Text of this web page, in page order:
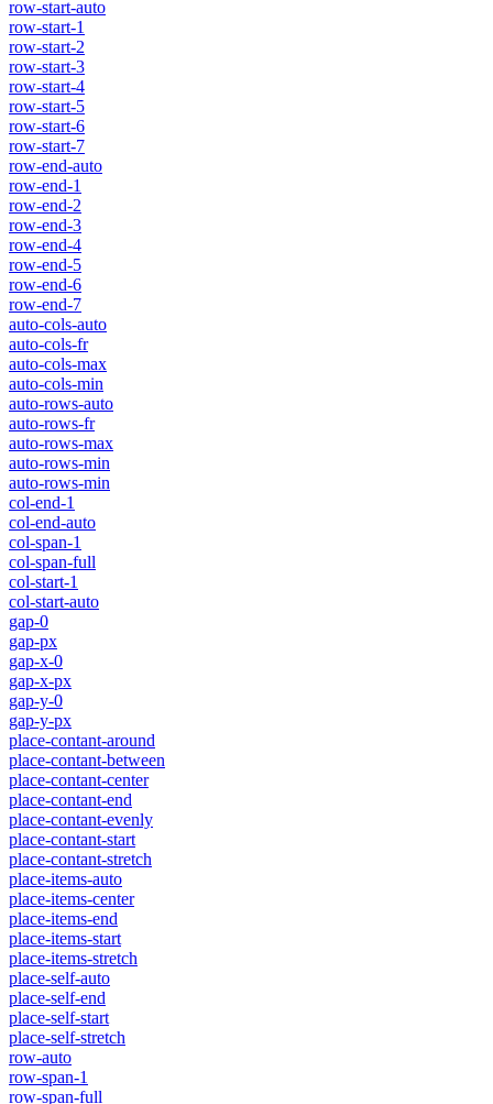
row-start-auto
row-start-1
row-start-2
row-start-3
row-start-4
row-start-5
row-start-6
row-start-7
row-end-auto
row-end-1
row-end-2
row-end-3
row-end-4
row-end-5
row-end-6
row-end-7
auto-cols-auto
auto-cols-fr
auto-cols-max
auto-cols-min
auto-rows-auto
auto-rows-fr
auto-rows-max
auto-rows-min
auto-rows-min
col-end-1
col-end-auto
col-span-1
col-span-full
col-start-1
col-start-auto
gap-0
gap-px
gap-x-0
gap-x-px
gap-y-0
gap-y-px
place-contant-around
place-contant-between
place-contant-center
place-contant-end
place-contant-evenly
place-contant-start
place-contant-stretch
place-items-auto
place-items-center
place-items-end
place-items-start
place-items-stretch
place-self-auto
place-self-end
place-self-start
place-self-stretch
row-auto
row-span-1
row-span-full